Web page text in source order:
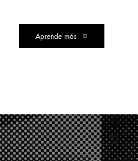
Aprende más